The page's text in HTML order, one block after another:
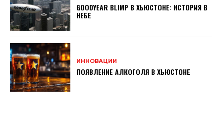
GOODYEAR BLIMP В ХЬЮСТОНЕ: ИСТОРИЯ В
НЕБЕ
ИННОВАЦИИ
ПОЯВЛЕНИЕ АЛКОГОЛЯ В ХЬЮСТОНЕ